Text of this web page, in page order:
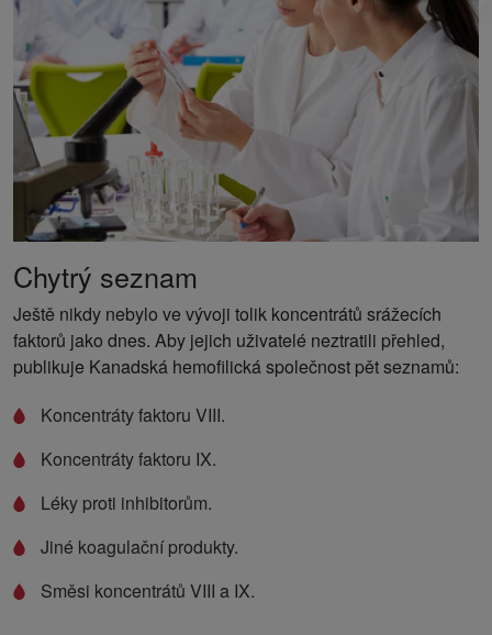
Chytrý seznam
Ještě nikdy nebylo ve vývoji tolik koncentrátů srážecích
faktorů jako dnes. Aby jejich uživatelé neztratili přehled,
publikuje Kanadská hemofilická společnost pět seznamů:
Koncentráty faktoru VIII.
Koncentráty faktoru IX.
Léky proti inhibitorům.
Jiné koagulační produkty.
Směsi koncentrátů VIII a IX.